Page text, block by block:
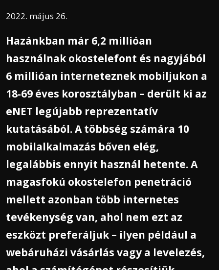
2022. május 26.
Hazánkban már 6,2 millióan
használnak okostelefont és nagyjából
6 millióan interneteznek mobiljukon a
18-69 éves korosztályban – derült ki az
eNET legújabb reprezentatív
kutatásából. A többség számára 10
mobilalkalmazás bőven elég,
legalábbis ennyit használ hetente. A
magasfokú okostelefon penetráció
mellett azonban több internetes
tevékenység van, ahol nem ezt az
eszközt preferáljuk – ilyen például a
webáruházi vásárlás vagy a levelezés,